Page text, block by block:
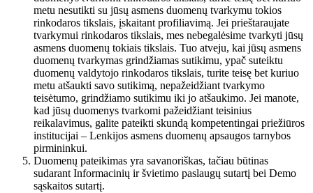
metu nesutikti su jūsų asmens duomenų tvarkymu tokios
rinkodaros tikslais, įskaitant profiliavimą. Jei prieštaraujate
tvarkymui rinkodaros tikslais, mes nebegalėsime tvarkyti jūsų
asmens duomenų tokiais tikslais. Tuo atveju, kai jūsų asmens
duomenų tvarkymas grindžiamas sutikimu, ypač suteiktu
duomenų valdytojo rinkodaros tikslais, turite teisę bet kuriuo
metu atšaukti savo sutikimą, nepažeidžiant tvarkymo
teisėtumo, grindžiamo sutikimu iki jo atšaukimo. Jei manote,
kad jūsų duomenys tvarkomi pažeidžiant teisinius
reikalavimus, galite pateikti skundą kompetentingai priežiūros
institucijai – Lenkijos asmens duomenų apsaugos tarnybos
pirmininkui.
Duomenų pateikimas yra savanoriškas, tačiau būtinas
sudarant Informacinių ir švietimo paslaugų sutartį bei Demo
sąskaitos sutartį.